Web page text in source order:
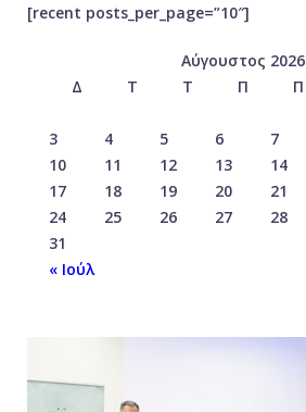
[recent posts_per_page=”10″]
Αύγουστος 2026
Δ
Τ Τ Π Π
3
4 5 6 7
10
11 12 13 14
17
18 19 20 21
24
25 26 27 28
31
« Ιούλ